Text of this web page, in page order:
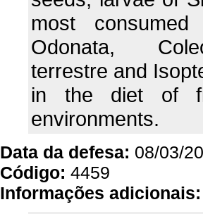
most
Odonata,
terrestre and
in the diet of
environments.
Data da defesa: 08/03/
Código: 4459
Informações adicionais: